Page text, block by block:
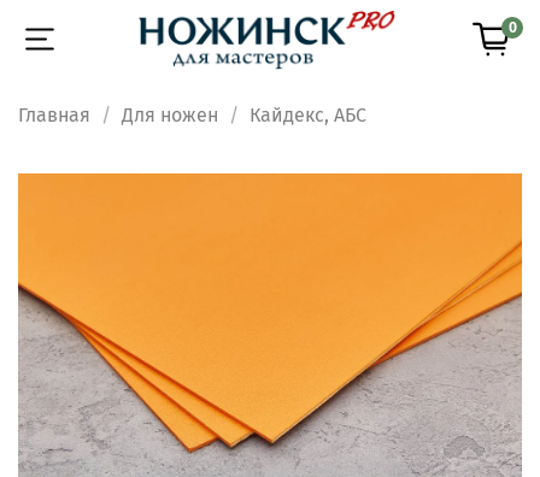
0
Главная Для ножен Кайдекс, АБС